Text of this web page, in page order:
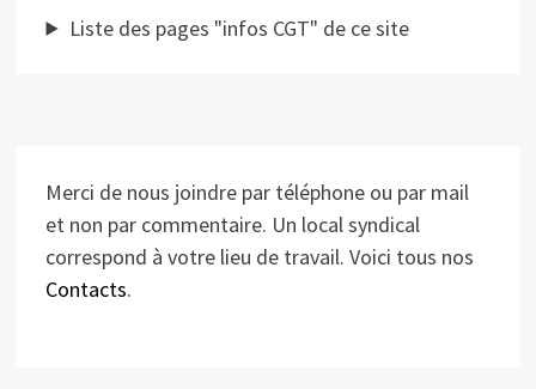
Liste des pages "infos CGT" de ce site
Merci de nous joindre par téléphone ou par mail
et non par commentaire. Un local syndical
correspond à votre lieu de travail. Voici tous nos
Contacts.